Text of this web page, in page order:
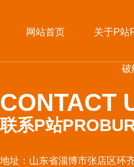
网站首页 关于P站
破
CONTACT
联系P站
地址：山东省淄博市张店区环